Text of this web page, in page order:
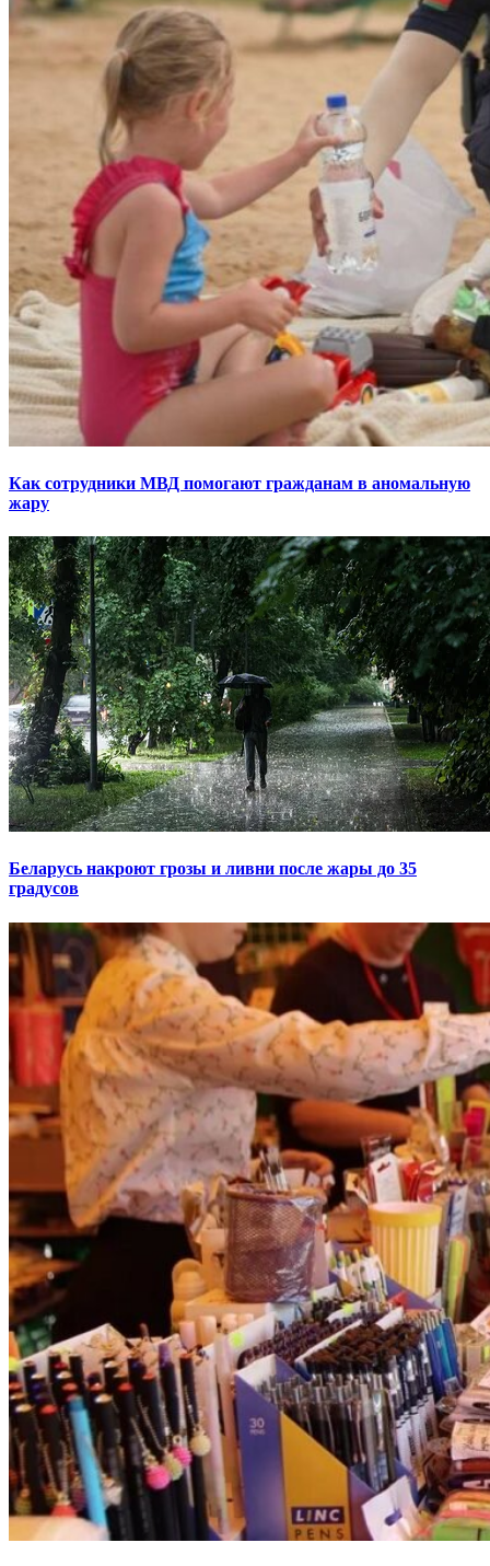
Как сотрудники МВД помогают гражданам в аномальную
жару
Беларусь накроют грозы и ливни после жары до 35
градусов